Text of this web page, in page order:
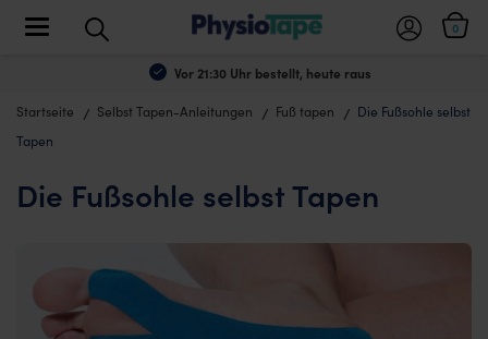
Vor 21:30 Uhr bestellt, heute raus
0
Toggle navigation
Startseite Selbst Tapen-Anleitungen Fuß tapen
Die Fußsohle selbst
Tapen
Die Fußsohle selbst Tapen